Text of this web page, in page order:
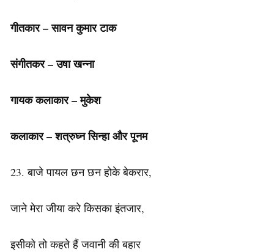
गीतकार–सावनकुमारटाक
संगीतकर–उषाखन्ना
गायककलाकार–मुकेश
कलाकार–शत्रुघ्नसिन्हाऔरपूनम
23. बाजे पायल छन छन होके बेकरार,
जाने मेरा जीया करे किसका इंतजार,
इसीको तो कहते हैं जवानी की बहार